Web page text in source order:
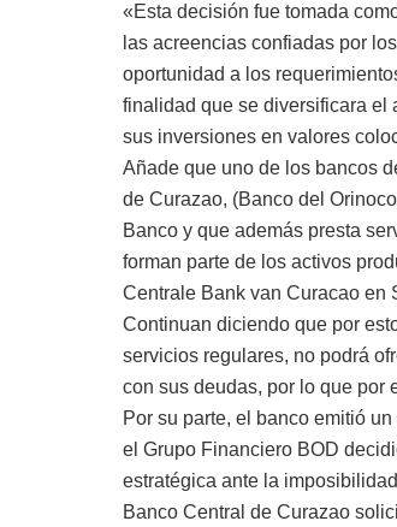
«Esta decisión fue tomada
las acreencias confiadas por
oportunidad a los
finalidad que se diversificara el
sus inversiones en valores
Añade que uno de los bancos
de Curazao, (Banco del
Banco y que además presta
forman parte de los activos
Centrale Bank van Curacao en
Continuan diciendo que por
servicios regulares, no podrá
con sus deudas, por lo que por
Por su parte, el banco emitió
el Grupo Financiero BOD
estratégica ante la
Banco Central de Curazao